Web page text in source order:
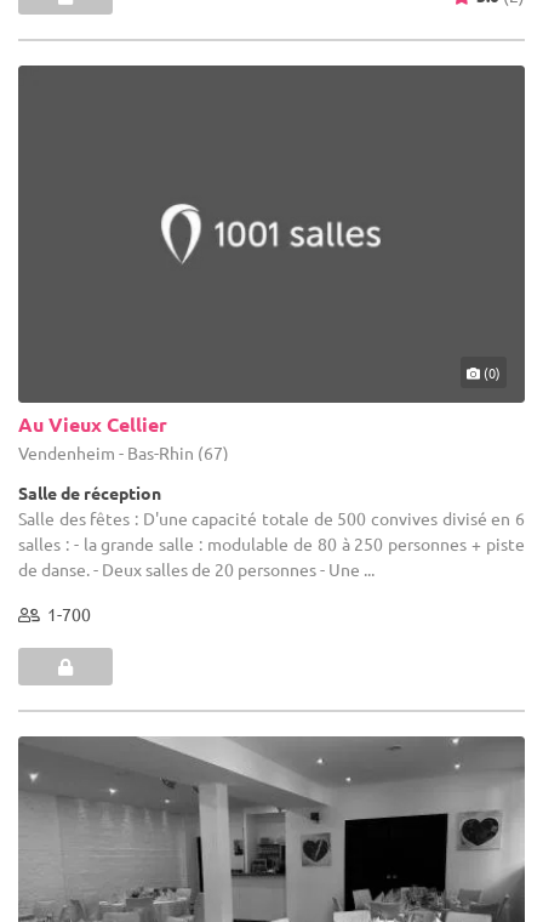
(0)
Au Vieux Cellier
Vendenheim - Bas-Rhin (67)
Salle de réception
Salle des fêtes : D'une capacité totale de 500 convives divisé en 6
salles : - la grande salle : modulable de 80 à 250 personnes + piste
de danse. - Deux salles de 20 personnes - Une ...
1-700